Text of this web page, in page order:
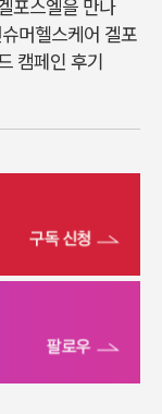
포스엘을 만나
머헬스케어 겔포
캠페인 후기